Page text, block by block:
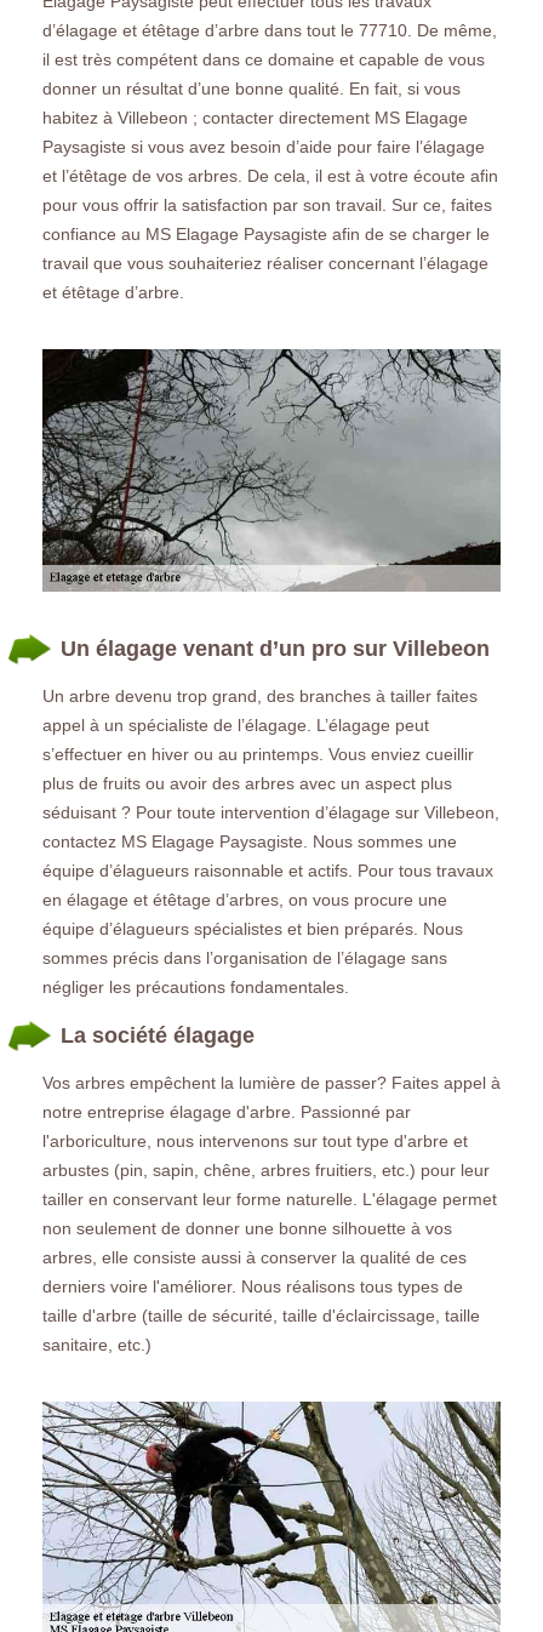
d’élagage et étêtage d’arbre dans tout le 77710. De même,
il est très compétent dans ce domaine et capable de vous
donner un résultat d’une bonne qualité. En fait, si vous
habitez à Villebeon ; contacter directement MS Elagage
Paysagiste si vous avez besoin d’aide pour faire l’élagage
et l’étêtage de vos arbres. De cela, il est à votre écoute afin
pour vous offrir la satisfaction par son travail. Sur ce, faites
confiance au MS Elagage Paysagiste afin de se charger le
travail que vous souhaiteriez réaliser concernant l’élagage
et étêtage d’arbre.
Un élagage venant d’un pro sur Villebeon
Un arbre devenu trop grand, des branches à tailler faites
appel à un spécialiste de l’élagage. L’élagage peut
s’effectuer en hiver ou au printemps. Vous enviez cueillir
plus de fruits ou avoir des arbres avec un aspect plus
séduisant ? Pour toute intervention d’élagage sur Villebeon,
contactez MS Elagage Paysagiste. Nous sommes une
équipe d’élagueurs raisonnable et actifs. Pour tous travaux
en élagage et étêtage d’arbres, on vous procure une
équipe d’élagueurs spécialistes et bien préparés. Nous
sommes précis dans l’organisation de l’élagage sans
négliger les précautions fondamentales.
La société élagage
Vos arbres empêchent la lumière de passer? Faites appel à
notre entreprise élagage d'arbre. Passionné par
l'arboriculture, nous intervenons sur tout type d'arbre et
arbustes (pin, sapin, chêne, arbres fruitiers, etc.) pour leur
tailler en conservant leur forme naturelle. L'élagage permet
non seulement de donner une bonne silhouette à vos
arbres, elle consiste aussi à conserver la qualité de ces
derniers voire l'améliorer. Nous réalisons tous types de
taille d'arbre (taille de sécurité, taille d'éclaircissage, taille
sanitaire, etc.)